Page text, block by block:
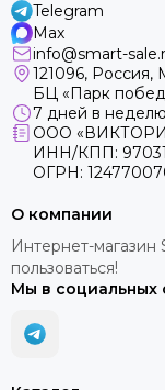
Telegram
Max
info@smart-
121096, Россия,
БЦ «Парк
7 дней в
ООО
ИНН/КПП:
ОГРН:
О компании
Интернет-магазин
пользоваться!
Мы в социальных